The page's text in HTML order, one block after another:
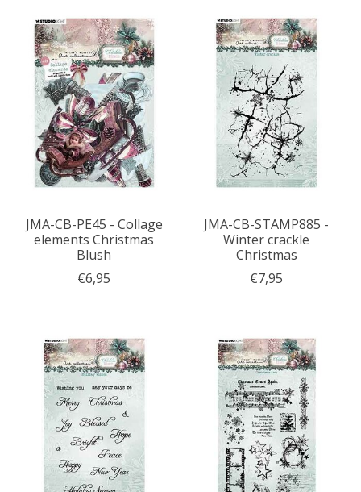
JMA-CB-PE45 - Collage
elements Christmas
Blush
€6,95
JMA-CB-STAMP885 -
Winter crackle
Christmas
€7,95